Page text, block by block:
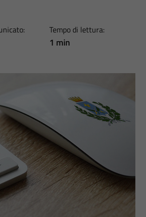
Tempo di lettura:
1 min